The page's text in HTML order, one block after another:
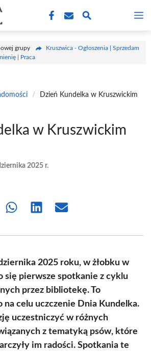
grupy
Kruszwica - Ogłoszenia | Sprzedam
| Praca
/
Dzień Kundelka w Kruszwickim
w Kruszwickim
2025 r.
Share Share Share
2025 roku, w żłobku w
się pierwsze spotkanie z cyklu
przez bibliotekę. To
na celu uczczenie Dnia Kundelka.
uczestniczyć w różnych
z tematyką psów, które
im radości. Spotkania te